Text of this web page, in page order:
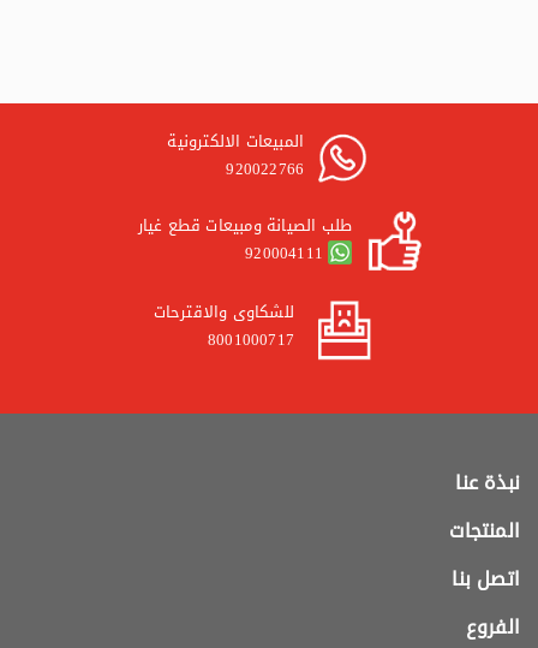
المبيعات الالكترونية
920022766
طلب الصيانة ومبيعات قطع غيار
920004111
للشكاوى والاقترحات
8001000717
نبذة عنا
المنتجات
اتصل بنا
الفروع